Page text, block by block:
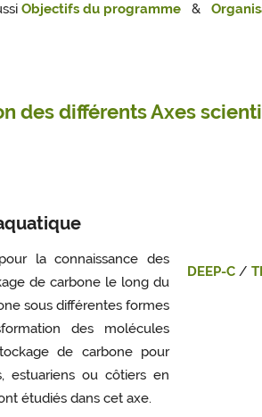
Objectifs du programme &
des différents Axes
la connaissance des
de carbone le long du
sous différentes formes
des molécules
de carbone pour
estuariens ou côtiers en
étudiés dans cet axe.
DEEP-C /